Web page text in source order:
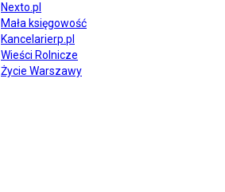
Nexto.pl
Mała księgowość
Kancelarierp.pl
Wieści Rolnicze
Życie Warszawy